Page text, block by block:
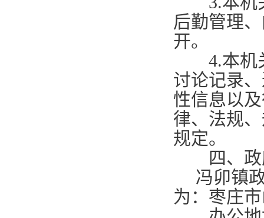
后勤管理
开。
4.本机
讨论记录
性信息以
律、法规
规定。
四、政
冯卯镇政
为：枣庄